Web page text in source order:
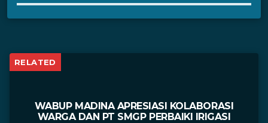
RELATED
WABUP MADINA APRESIASI KOLABORASI
WARGA DAN PT SMGP PERBAIKI IRIGASI